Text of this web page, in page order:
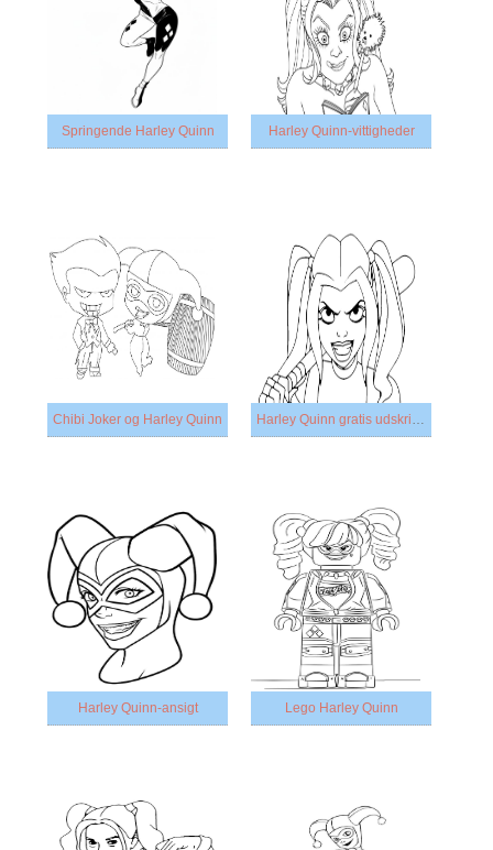
Springende Harley Quinn Harley Quinn-vittigheder
Chibi Joker og Harley Quinn Harley Quinn gratis udskrivning
Harley Quinn-ansigt Lego Harley Quinn